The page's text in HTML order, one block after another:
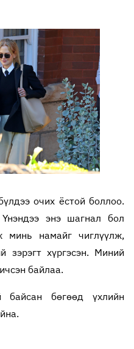
очих ёстой боллоо.
энэ шагнал бол
намайг чиглүүлж,
зэрэгт хүргэсэн. Миний
байлаа.
бөгөөд үхлийн